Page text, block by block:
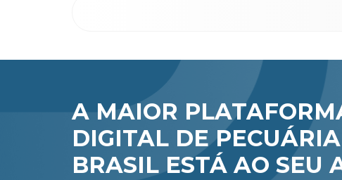
A MAIOR
DIGITAL DE
BRASIL ESTÁ AO SEU